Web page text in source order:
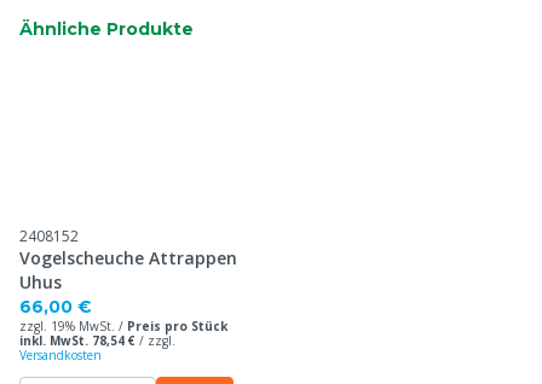
Ähnliche Produkte
2408152
Vogelscheuche Attrappen
Uhus
66,00 €
zzgl. 19% MwSt. / Preis pro Stück
inkl. MwSt. 78,54 € / zzgl.
Versandkosten